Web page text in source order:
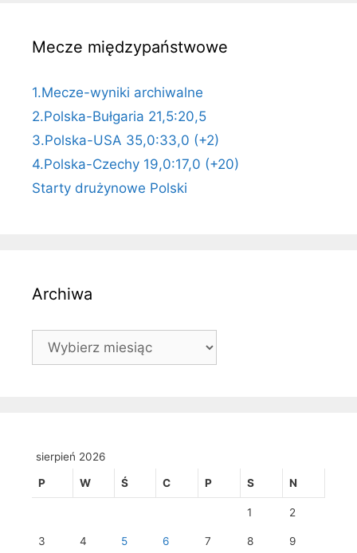
Mecze międzypaństwowe
1.Mecze-wyniki archiwalne
2.Polska-Bułgaria 21,5:20,5
3.Polska-USA 35,0:33,0 (+2)
4.Polska-Czechy 19,0:17,0 (+20)
Starty drużynowe Polski
Archiwa
Archiwa
sierpień 2026
P W Ś C P S N
1 2
3 4 5 6 7 8 9